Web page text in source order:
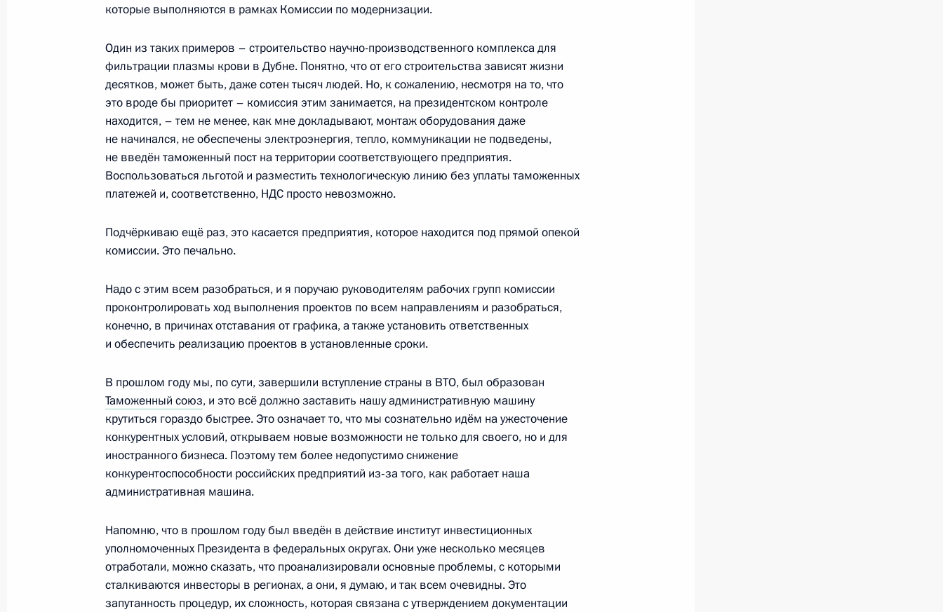
Рабочая встреча с председателем Следственного комитета
Александром Бастрыкиным
26 января 2012 года, 16:00
1
Рабочая встреча с руководителем Федеральной таможенной
службы Андреем Бельяниновым
Московская область, Горки
26 января 2012 года, 12:00
26 января 2012 года, 10:30
25 января 2012 года, среда
Встреча с руководством партии «Единая Россия»
Встреча с победителями и призёрами Первых зимних юношеских
Олимпийских игр 2012 года
которые выполняются в рамках Комиссии по модернизации.
Один из таких примеров – строительство научно-производственного комплекса для
фильтрации плазмы крови в Дубне. Понятно, что от его строительства зависят жизни
десятков, может быть, даже сотен тысяч людей. Но, к сожалению, несмотря на то, что
это вроде бы приоритет – комиссия этим занимается, на президентском контроле
находится, – тем не менее, как мне докладывают, монтаж оборудования даже
не начинался, не обеспечены электроэнергия, тепло, коммуникации не подведены,
не введён таможенный пост на территории соответствующего предприятия.
Воспользоваться льготой и разместить технологическую линию без уплаты таможенных
платежей и, соответственно, НДС просто невозможно.
Подчёркиваю ещё раз, это касается предприятия, которое находится под прямой опекой
комиссии. Это печально.
Надо с этим всем разобраться, и я поручаю руководителям рабочих групп комиссии
проконтролировать ход выполнения проектов по всем направлениям и разобраться,
конечно, в причинах отставания от графика, а также установить ответственных
и обеспечить реализацию проектов в установленные сроки.
В прошлом году мы, по сути, завершили вступление страны в ВТО, был образован
Таможенный союз, и это всё должно заставить нашу административную машину
крутиться гораздо быстрее. Это означает то, что мы сознательно идём на ужесточение
конкурентных условий, открываем новые возможности не только для своего, но и для
иностранного бизнеса. Поэтому тем более недопустимо снижение
конкурентоспособности российских предприятий из‑за того, как работает наша
административная машина.
Напомню, что в прошлом году был введён в действие институт инвестиционных
уполномоченных Президента в федеральных округах. Они уже несколько месяцев
отработали, можно сказать, что проанализировали основные проблемы, с которыми
сталкиваются инвесторы в регионах, а они, я думаю, и так всем очевидны. Это
запутанность процедур, их сложность, которая связана с утверждением документации